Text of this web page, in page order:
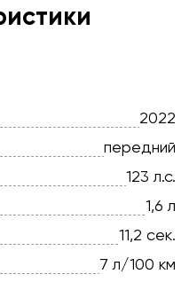
2022
передний
123 л.с.
1,6 л
11,2 сек.
7 л/100 км